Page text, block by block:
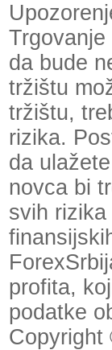
da bude
tržištu
tržištu,
rizika.
da
novca bi
svih
profita,
podatke
Copyright